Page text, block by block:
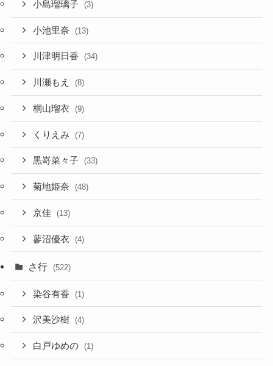
小島瑠璃子 (3)
小池里奈 (13)
川津明日香 (34)
川瀬もえ (8)
桐山瑠衣 (9)
くりえみ (7)
黒嵜菜々子 (33)
菊地姫奈 (48)
京佳 (13)
蓼沼優衣 (4)
さ行 (522)
染谷有香 (1)
沢美沙樹 (4)
白戸ゆめの (1)